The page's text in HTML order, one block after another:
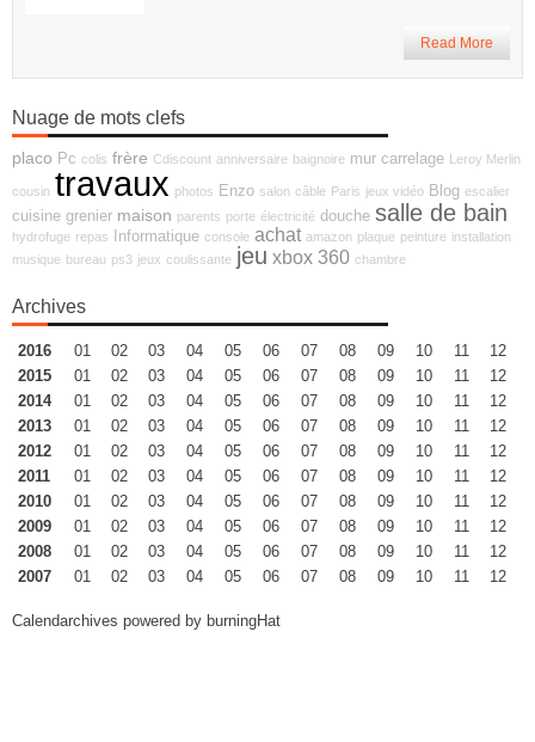
Read More
Nuage de mots clefs
placo Pc colis frère Cdiscount anniversaire baignoire mur carrelage Leroy Merlin
cousin travaux photos Enzo salon câble Paris jeux vidéo Blog escalier
cuisine grenier maison parents porte électricité douche salle de bain
hydrofuge repas Informatique console achat amazon plaque peinture installation
musique bureau ps3 jeux coulissante jeu xbox 360 chambre
Archives
2016 01 02 03 04 05 06 07 08 09 10 11
12
2015
01 02 03 04 05 06 07 08 09 10 11
12
2014
01 02 03 04 05 06 07 08 09 10 11
12
2013
01 02 03 04 05 06 07 08 09 10 11
12
2012
01 02 03 04 05 06 07 08 09 10 11
12
2011
01 02 03 04 05 06 07 08 09 10 11
12
2010
01 02 03 04 05 06 07 08 09 10 11
12
2009
01 02 03 04 05 06 07 08 09 10 11
12
2008
01 02 03 04 05 06 07 08 09 10 11
12
2007
01 02 03 04 05 06 07 08 09 10 11 12
Calendarchives powered by burningHat